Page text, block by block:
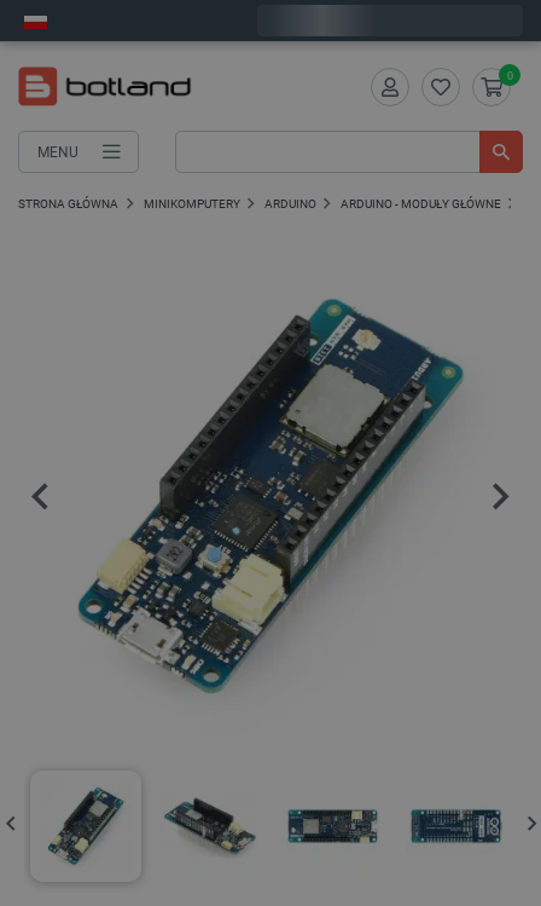
MENU
0
STRONA GŁÓWNA MINIKOMPUTERY ARDUINO ARDUINO - MODUŁY GŁÓWNE